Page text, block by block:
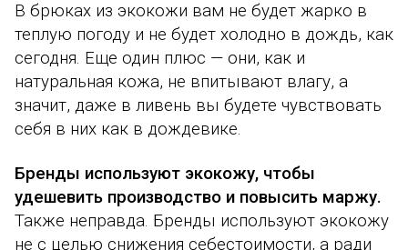
В брюках из экокожи вам не будет жарко в
теплую погоду и не будет холодно в дождь, как
сегодня. Еще один плюс — они, как и
натуральная кожа, не впитывают влагу, а
значит, даже в ливень вы будете чувствовать
себя в них как в дождевике.
Бренды используют экокожу, чтобы
удешевить производство и повысить маржу.
Также неправда. Бренды используют экокожу
не с целью снижения себестоимости, а ради